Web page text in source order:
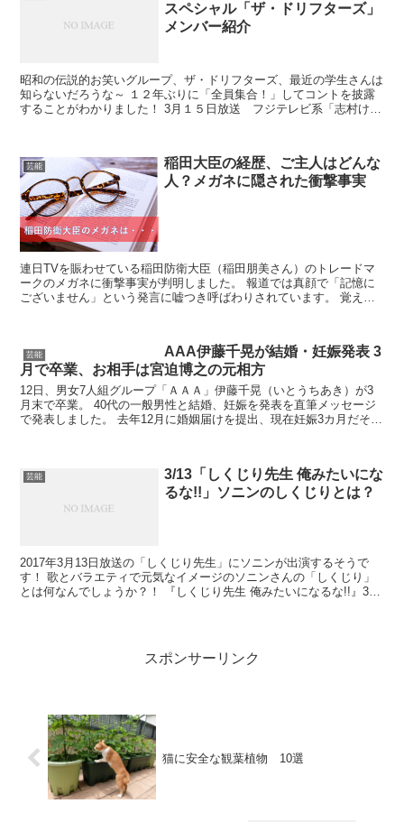
スペシャル「ザ・ドリフターズ」
メンバー紹介
昭和の伝説的お笑いグループ、ザ・ドリフターズ、最近の学生さんは
知らないだろうな～ １２年ぶりに「全員集合！」してコントを披露
することがわかりました！ 3月１５日放送 フジテレビ系「志村けん
芸能
稲田大臣の経歴、ご主人はどんな
人？メガネに隠された衝撃事実
連日TVを賑わせている稲田防衛大臣（稲田朋美さん）のトレードマ
ークのメガネに衝撃事実が判明しました。 報道では真顔で「記憶に
ございません」という発言に嘘つき呼ばわりされています。 覚えて
芸能
AAA伊藤千晃が結婚・妊娠発表 3
月で卒業、お相手は宮迫博之の元相方
12日、男女7人組グループ「ＡＡＡ」伊藤千晃（いとうちあき）が3
月末で卒業。 40代の一般男性と結婚、妊娠を発表を直筆メッセージ
で発表しました。 去年12月に婚姻届けを提出、現在妊娠3カ月だそう
芸能
3/13「しくじり先生 俺みたいにな
るな!!」ソニンのしくじりとは？
2017年3月13日放送の「しくじり先生」にソニンが出演するそうで
す！ 歌とバラエティで元気なイメージのソニンさんの「しくじり」
とは何なんでしょうか？！ 『しくじり先生 俺みたいになるな!!』3時
スポンサーリンク
猫に安全な観葉植物 10選